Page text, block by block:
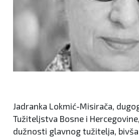
Jadranka Lokmić-Misirača,
Tužiteljstva Bosne i
dužnosti glavnog tužitelja, bivša